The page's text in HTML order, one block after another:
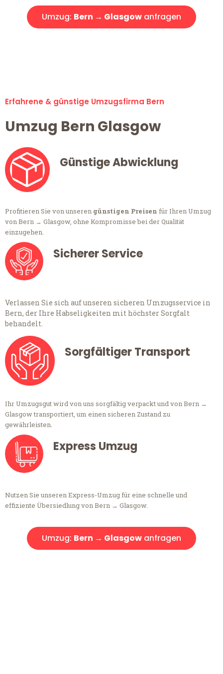
Umzug: Bern → Glasgow anfragen
Erfahrene & günstige Umzugsfirma Bern
Umzug Bern Glasgow
Günstige Abwicklung
Profitieren Sie von unseren günstigen Preisen für Ihren Umzug
von Bern → Glasgow, ohne Kompromisse bei der Qualität
einzugehen.
Sicherer Service
Verlassen Sie sich auf unseren sicheren Umzugsservice in
Bern, der Ihre Habseligkeiten mit höchster Sorgfalt
behandelt.
Sorgfältiger Transport
Ihr Umzugsgut wird von uns sorgfältig verpackt und von Bern →
Glasgow transportiert, um einen sicheren Zustand zu
gewährleisten.
Express Umzug
Nutzen Sie unseren Express-Umzug für eine schnelle und
effiziente Übersiedlung von Bern → Glasgow.
Umzug: Bern → Glasgow anfragen